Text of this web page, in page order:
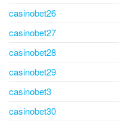
casinobet26
casinobet27
casinobet28
casinobet29
casinobet3
casinobet30